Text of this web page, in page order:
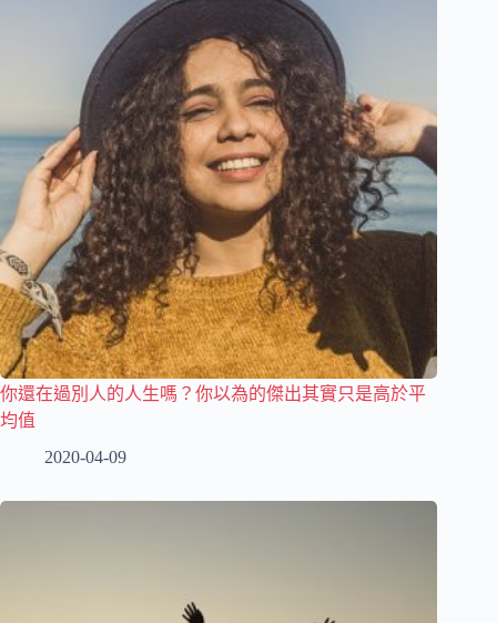
你還在過別人的人生嗎？你以為的傑出其實只是高於平
均值
2020-04-09